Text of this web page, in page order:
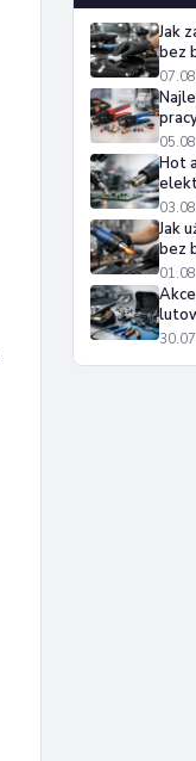
Jak
bez
Hot
Jak
bez